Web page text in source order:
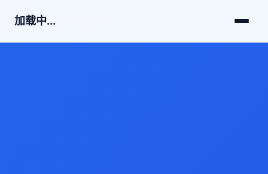
加载中...